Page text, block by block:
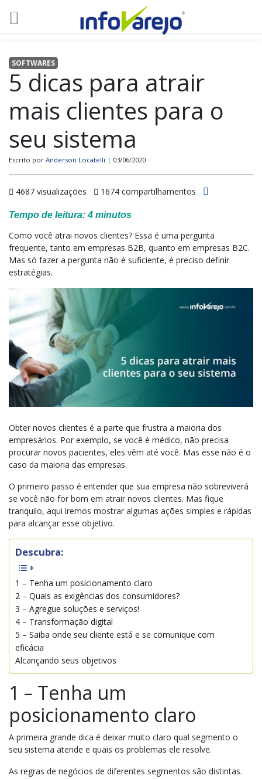
SOFTWARES
5 dicas para atrair
mais clientes para o
seu sistema
Escrito por Anderson Locatelli | 03/06/2020
4687 visualizações 1674 compartilhamentos
Tempo de leitura: 4 minutos
Como você atrai novos clientes? Essa é uma pergunta
frequente, tanto em empresas B2B, quanto em empresas B2C.
Mas só fazer a pergunta não é suficiente, é preciso definir
estratégias.
Obter novos clientes é a parte que frustra a maioria dos
empresários. Por exemplo, se você é médico, não precisa
procurar novos pacientes, eles vêm até você. Mas esse não é o
caso da maioria das empresas.
O primeiro passo é entender que sua empresa não sobreviverá
se você não for bom em atrair novos clientes. Mas fique
tranquilo, aqui iremos mostrar algumas ações simples e rápidas
para alcançar esse objetivo.
Descubra:
1 – Tenha um posicionamento claro
2 – Quais as exigências dos consumidores?
3 – Agregue soluções e serviços!
4 – Transformação digital
5 – Saiba onde seu cliente está e se comunique com
eficácia
Alcançando seus objetivos
1 – Tenha um
posicionamento claro
A primeira grande dica é deixar muito claro qual segmento o
seu sistema atende e quais os problemas ele resolve.
As regras de negócios de diferentes segmentos são distintas.